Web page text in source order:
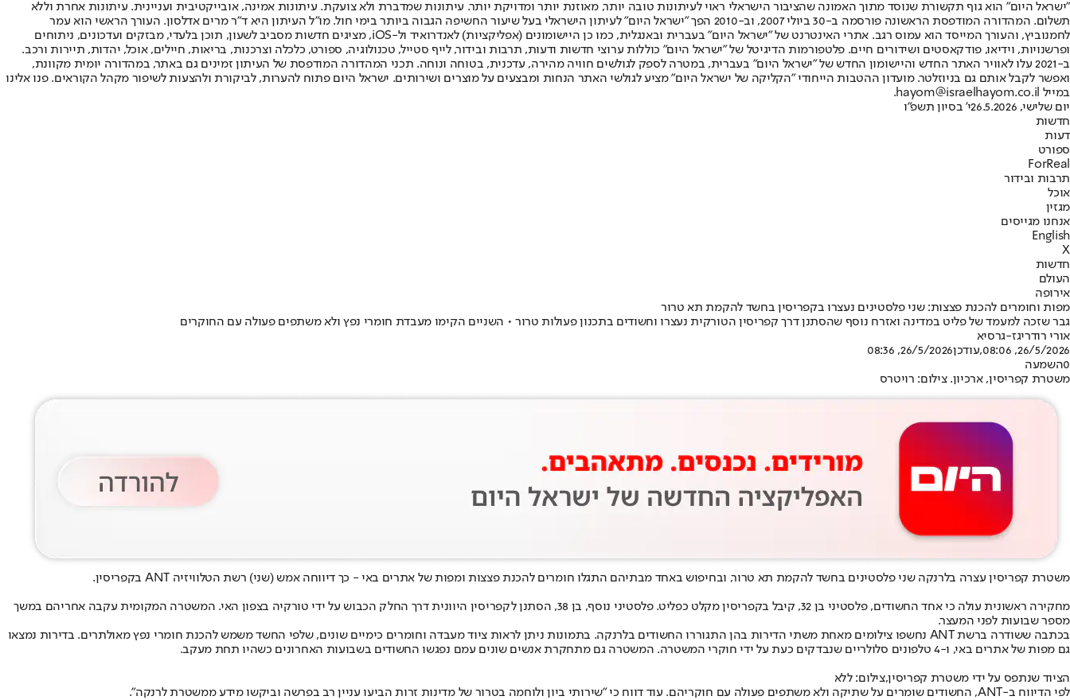
"ישראל היום" הוא גוף תקשורת שנוסד מתוך האמונה שהציבור הישראלי ראוי לעיתונות טובה יותר, מאוזנת יותר ומדויקת יותר. עיתונות שמדברת ולא צועקת. עיתונות אמינה, אובייקטיבית ועניינית. עיתונות אחרת וללא
תשלום. המהדורה המודפסת הראשונה פורסמה ב-30 ביולי 2007, וב-2010 הפך "ישראל היום" לעיתון הישראלי בעל שיעור החשיפה הגבוה ביותר בימי חול. מו"ל העיתון היא ד"ר מרים אדלסון. העורך הראשי הוא עמר
לחמנוביץ, והעורך המייסד הוא עמוס רגב. אתרי האינטרנט של "ישראל היום" בעברית ובאנגלית, כמו כן היישומונים (אפליקציות) לאנדרואיד ול-iOS, מציגים חדשות מסביב לשעון, תוכן בלעדי, מבזקים ועדכונים, ניתוחים
ופרשנויות, וידיאו, פודקאסטים ושידורים חיים. פלטפורמות הדיגיטל של "ישראל היום" כוללות ערוצי חדשות ודעות, תרבות ובידור, לייף סטייל, טכנולוגיה, ספורט, כלכלה וצרכנות, בריאות, חיילים, אוכל, יהדות, תיירות ורכב.
ב-2021 עלו לאוויר האתר החדש והיישומון החדש של "ישראל היום" בעברית, במטרה לספק לגולשים חוויה מהירה, עדכנית, בטוחה ונוחה. תכני המהדורה המודפסת של העיתון זמינים גם באתר, במהדורה יומית מקוונת,
ואפשר לקבל אותם גם בניוזלטר. מועדון ההטבות הייחודי "הקליקה של ישראל היום" מציע לגולשי האתר הנחות ומבצעים על מוצרים ושירותים. ישראל היום פתוח להערות, לביקורת ולהצעות לשיפור מקהל הקוראים. פנו אלינו
במייל hayom@israelhayom.co.il.
יום שלישי, 26.5.2026
י' בסיון תשפ"ו
חדשות
דעות
ספורט
ForReal
תרבות ובידור
אוכל
מגזין
אנחנו מגייסים
English
X
חדשות
העולם
אירופה
מפות וחומרים להכנת פצצות: שני פלסטינים נעצרו בקפריסין בחשד להקמת תא טרור
גבר שזכה למעמד של פליט במדינה ואזרח נוסף שהסתנן דרך קפריסין הטורקית נעצרו וחשודים בתכנון פעולות טרור • השניים הקימו מעבדת חומרי נפץ ולא משתפים פעולה עם החוקרים
אורי רודריגז-גרסיא
26/5/2026, 08:06
,עודכן26/5/2026, 08:36
0השמעה
משטרת קפריסין, ארכיון. צילום: רויטרס
משטרת קפריסין עצרה בלרנקה שני פלסטינים בחשד להקמת תא טרור, ובחיפוש באחד מבתיהם התגלו חומרים להכנת פצצות ומפות של אתרים באי - כך דיווחה אמש (שני) רשת הטלוויזיה ANT בקפריסין.
מחקירה ראשונית עולה כי אחד החשודים, פלסטיני בן 32, קיבל בקפריסין מקלט כפליט. פלסטיני נוסף, בן 38, הסתנן לקפריסין היוונית דרך החלק הכבוש על ידי טורקיה בצפון האי. המשטרה המקומית עקבה אחריהם במשך
מספר שבועות לפני המעצר.
בכתבה ששודרה ברשת ANT נחשפו צילומים מאחת משתי הדירות בהן התגוררו החשודים בלרנקה. בתמונות ניתן לראות ציוד מעבדה וחומרים כימיים שונים, שלפי החשד משמש להכנת חומרי נפץ מאולתרים. בדירות נמצאו
גם מפות של אתרים באי, ו-4 טלפונים סלולריים שנבדקים כעת על ידי חוקרי המשטרה. המשטרה גם מתחקרת אנשים שונים עמם נפגשו החשודים בשבועות האחרונים כשהיו תחת מעקב.
הציוד שנתפס על ידי משטרת קפריסין,צילום: ללא
לפי הדיווח ב-ANT, החשודים שומרים על שתיקה ולא משתפים פעולה עם חוקריהם. עוד דווח כי "שירותי ביון ולוחמה בטרור של מדינות זרות הביעו עניין רב בפרשה וביקשו מידע ממשטרת לרנקה".